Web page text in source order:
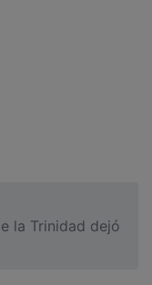
la Trinidad dejó